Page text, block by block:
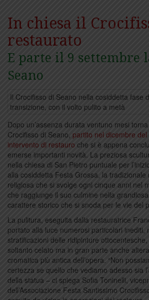
In chiesa il
restaurato
E parte il 9 settembre
Seano
Il Crocifisso di Seano nella cosiddetta fase
transizione, con il volto pulito a metà
Dopo un’assenza durata ventuno mesi
Crocifisso di Seano, partito nel dicembre
intervento di restauro che si è appena
emerse importanti novità. La preziosa
nella chiesa di San Pietro puntuale per
alla cosiddetta Festa Grossa, la tradizionale
religiosa che si svolge ogni cinque anni nel
che raggiunge il suo culmine nella
carattere storico che si snoda per le vie del
La pulitura, eseguita dalla restauratrice
portato alla luce numerosi particolari inediti,
stratificazioni delle ridipinture
soltanto celato ma in gran parte anche
cromatica più antica dell’opera. “Non
certezza se quello che vediamo adesso sia
della statua – ci spiega Sofia Toninelli,
dell’Associazione Festa Santissimo